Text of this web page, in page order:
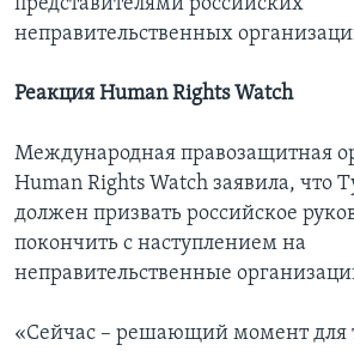
представителями российских
неправительственных
Реакция Human Rights Watch
Международная правозащитная
Human Rights Watch заявила, что
должен призвать российское
покончить с наступлением на
неправительственные
«Сейчас – решающий момент для